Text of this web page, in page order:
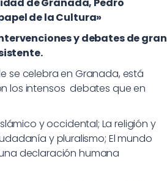
de la Cultura»
y debates de gran
se celebra en Granada, está
los intensos debates que en
y occidental; La religión y
y pluralismo; El mundo
declaración humana